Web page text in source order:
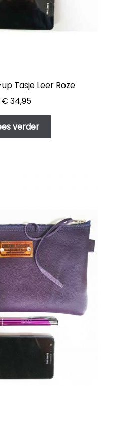
Tasje Leer Roze
€ 34,95
verder